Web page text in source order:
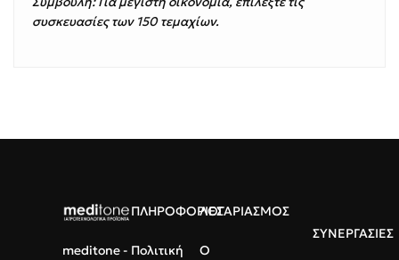
συσκευασίες των 150 τεμαχίων.
meditone -
ΠΛΗΡΟΦΟΡΙΕΣ
Πολιτική
ΛΟΓΑΡΙΑΣΜΟΣ
Ο
ΣΥΝΕΡΓΑΣΙΕΣ